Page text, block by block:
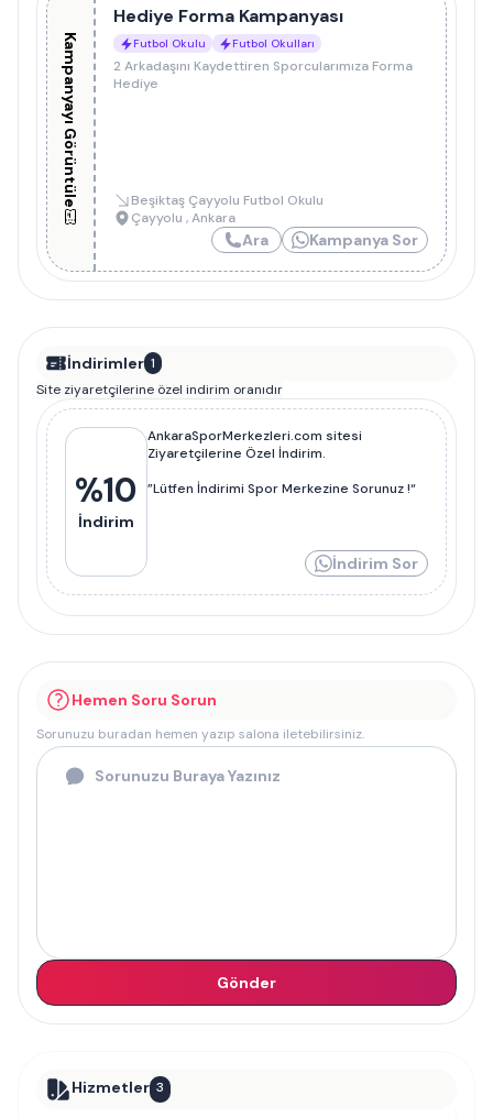
Kampanyayı Görüntüle
Hediye Forma Kampanyası
Futbol Okulu Futbol Okulları
2 Arkadaşını Kaydettiren Sporcularımıza Forma
Hediye
Beşiktaş Çayyolu Futbol Okulu
Çayyolu ,Ankara
Ara Kampanya Sor
İndirimler 1
Site ziyaretçilerine özel indirim oranıdır
%10
İndirim
AnkaraSporMerkezleri.com sitesi
Ziyaretçilerine Özel İndirim.
”Lütfen İndirimi Spor Merkezine Sorunuz !“
İndirim Sor
Hemen Soru Sorun
Sorunuzu buradan hemen yazıp salona iletebilirsiniz.
Gönder
Hizmetler 3